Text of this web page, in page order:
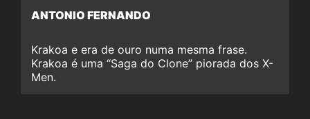
ANTONIO FERNANDO
Krakoa e era de ouro numa mesma frase.
Krakoa é uma “Saga do Clone” piorada dos X-
Men.